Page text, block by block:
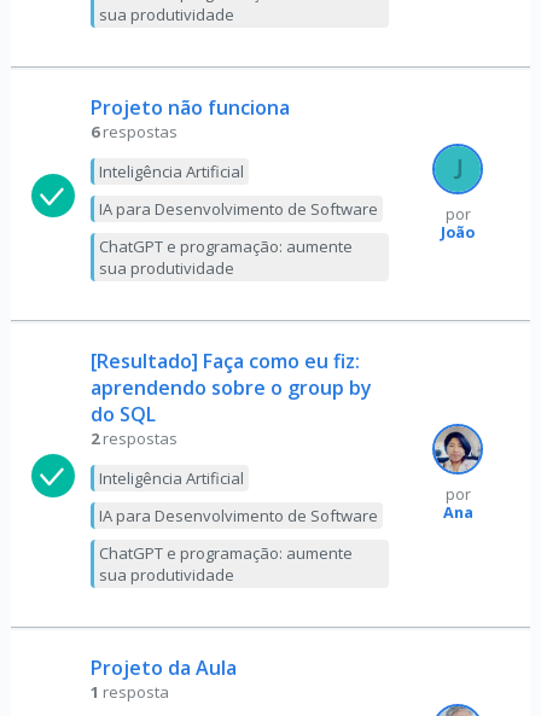
sua produtividade
Projeto não funciona
6 respostas
Inteligência Artificial
IA para Desenvolvimento de Software
ChatGPT e programação: aumente
sua produtividade
por
João
[Resultado] Faça como eu fiz:
aprendendo sobre o group by
do SQL
2 respostas
Inteligência Artificial
IA para Desenvolvimento de Software
ChatGPT e programação: aumente
sua produtividade
por
Ana
Projeto da Aula
1 resposta